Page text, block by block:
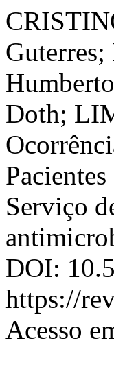
Doth;
Serviço
DOI:
https://
Acesso